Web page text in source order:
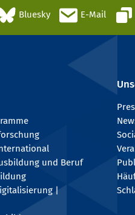
Bluesky E-Mail
und Beruf
|